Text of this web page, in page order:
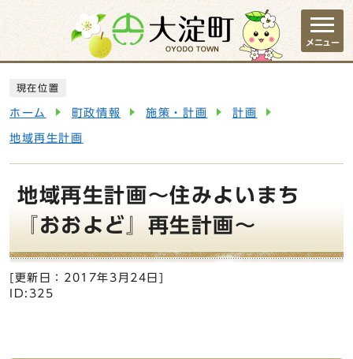
ページの先頭です
メニュー
現在位置
ホーム 町政情報 施策・計画 計画
地域再生計画
地域再生計画～住みよいまち
『おおよど』再生計画～
[更新日： 2017年3月24日
ID:325